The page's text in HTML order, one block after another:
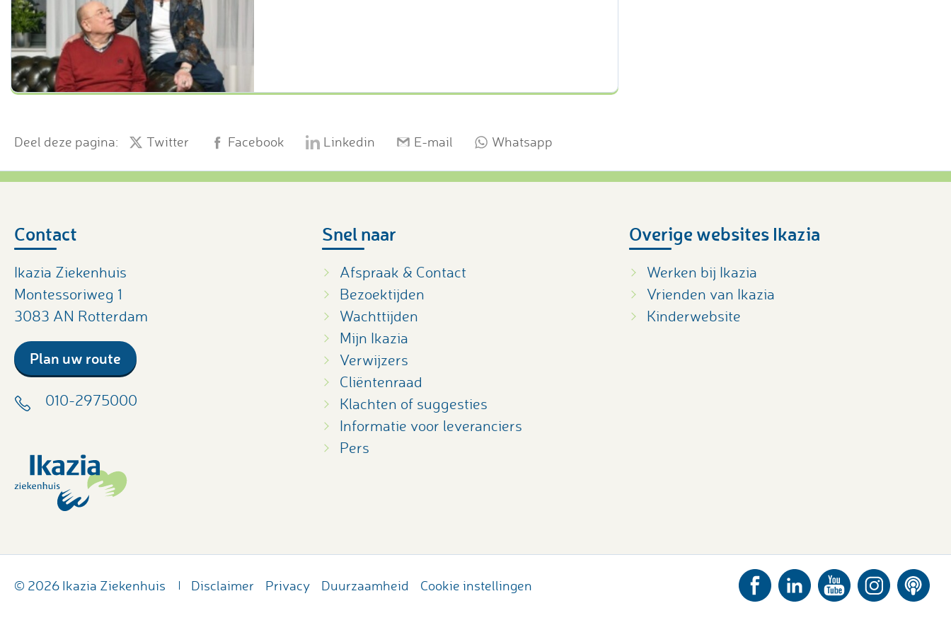
Deel deze pagina: Twitter Facebook Linkedin E-mail Whatsapp
Contact
Ikazia Ziekenhuis
Montessoriweg 1
3083 AN Rotterdam
Plan uw route
010-2975000
Snel naar
Afspraak & Contact
Bezoektijden
Wachttijden
Mijn Ikazia
Verwijzers
Cliëntenraad
Klachten of suggesties
Informatie voor leveranciers
Pers
Overige websites Ikazia
Werken bij Ikazia
Vrienden van Ikazia
Kinderwebsite
© 2026 Ikazia Ziekenhuis Disclaimer Privacy Duurzaamheid Cookie instellingen